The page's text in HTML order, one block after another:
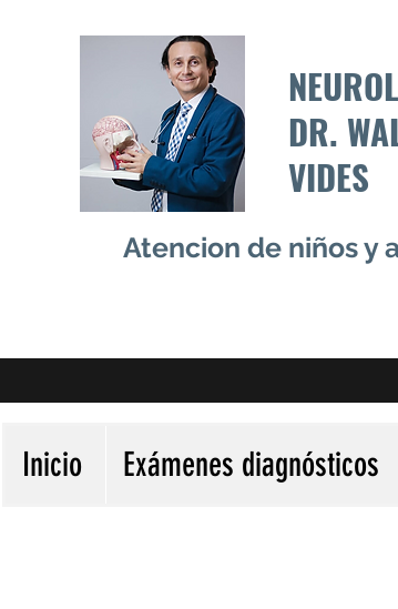
DR.
VIDES
Atencion de niños y
Inicio Exámenes diagnósticos